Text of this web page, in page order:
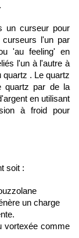
un curseur pour
curseurs l'un par
'au feeling' en
l'un à l'autre à
quartz . Le quartz
quartz par de la
en utilisant
à froid pour
soit :
un charge
vortexée comme